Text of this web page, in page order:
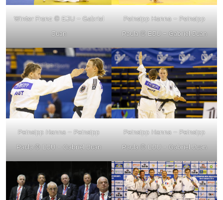
Winter Franz © EJU – Gabriel
Juan
Peinsipp Hanna – Peinsipp
Paula © EJU – Gabriel Juan
Peinsipp Hanna – Peinsipp
Paula © EJU – Gabriel Juan
Peinsipp Hanna – Peinsipp
Paula © EJU – Gabriel Juan